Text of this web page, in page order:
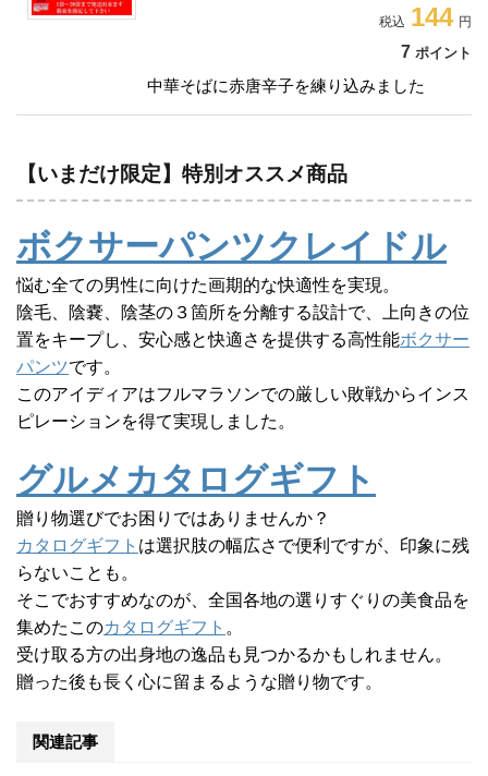
144
7 ポイント
中華そばに赤唐辛子を練り込みました
【いまだけ限定】特別オススメ商品
ボクサーパンツクレイドル
悩む全ての男性に向けた画期的な快適性を実現。
陰毛、陰嚢、陰茎の３箇所を分離する設計で、上向きの位
置をキープし、安心感と快適さを提供する高性能ボクサー
パンツです。
このアイディアはフルマラソンでの厳しい敗戦からインス
ピレーションを得て実現しました。
グルメカタログギフト
贈り物選びでお困りではありませんか？
カタログギフト は選択肢の幅広さで便利ですが、印象に残
らないことも。
そこでおすすめなのが、全国各地の選りすぐりの美食品を
集めたこのカタログギフト 。
受け取る方の出身地の逸品も見つかるかもしれません。
贈った後も長く心に留まるような贈り物です。
関連記事